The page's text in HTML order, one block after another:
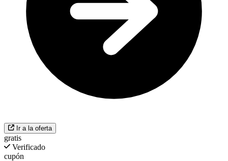
Ir a la oferta
gratis
Verificado
cupón